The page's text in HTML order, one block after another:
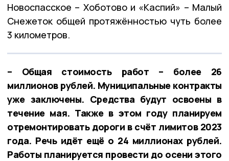
Новоспасское – Хоботово и «Каспий» – Малый
Снежеток общей протяжённостью чуть более
3 километров.
– Общая стоимость работ – более 26
миллионов рублей. Муниципальные контракты
уже заключены. Средства будут освоены в
течение мая. Также в этом году планируем
отремонтировать дороги в счёт лимитов 2023
года. Речь идёт ещё о 24 миллионах рублей.
Работы планируется провести до осени этого